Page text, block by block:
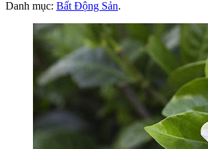
Danh mục: Bất Động Sản.